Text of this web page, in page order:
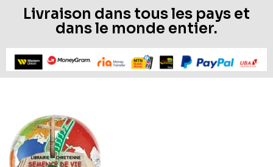
Livraison dans tous les pays et
dans le monde entier.